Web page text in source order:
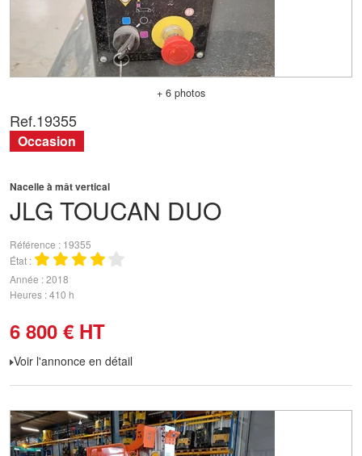
+ 6 photos
JLG TOUCAN DUO
Nacelle à mât vertical
Référence
19355
État
Année 2018
Heures 410 h
6 800 € HT
Voir l'annonce en détail
Ref.19355
Occasion